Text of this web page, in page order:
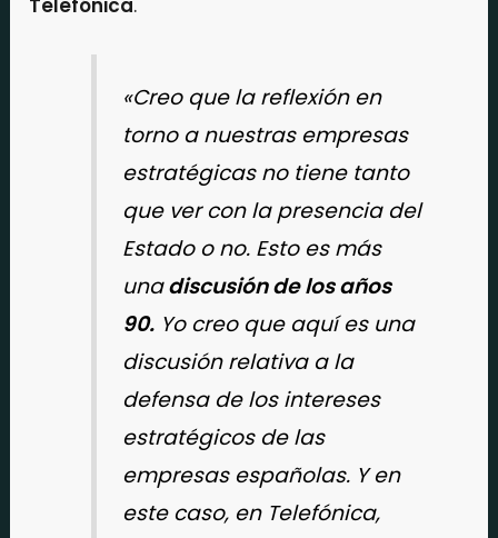
Telefónica.
«Creo que la reflexión en
torno a nuestras empresas
estratégicas no tiene tanto
que ver con la presencia del
Estado o no. Esto es más
unadiscusión de los años
90.Yo creo que aquí es una
discusión relativa a la
defensa de los intereses
estratégicos de las
empresas españolas. Y en
este caso, en Telefónica,